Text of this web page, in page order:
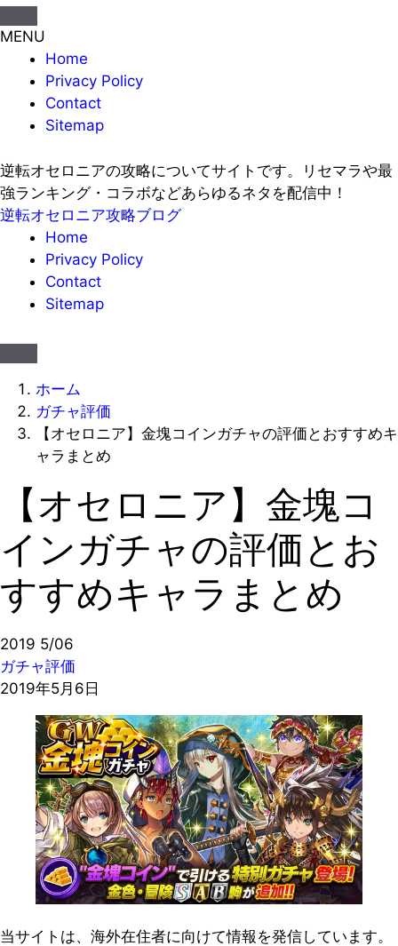
MENU
Home
Privacy Policy
Contact
Sitemap
逆転オセロニアの攻略についてサイトです。リセマラや最
強ランキング・コラボなどあらゆるネタを配信中！
逆転オセロニア攻略ブログ
Home
Privacy Policy
Contact
Sitemap
ホーム
ガチャ評価
【オセロニア】金塊コインガチャの評価とおすすめキ
ャラまとめ
【オセロニア】金塊コ
インガチャの評価とお
すすめキャラまとめ
2019 5/06
ガチャ評価
2019年5月6日
当サイトは、海外在住者に向けて情報を発信しています。